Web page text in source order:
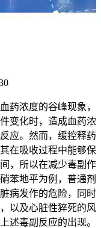
浓度的谷峰现象，
变化时，造成血药浓
应。然而，缓控释药
在吸收过程中能够保
，所以在减少毒副作
苯地平为例，普通剂
病发作的危险，同时
以及心脏性猝死的风
述毒副反应的出现。